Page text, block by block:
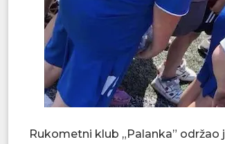
Rukometni klub „Palanka”